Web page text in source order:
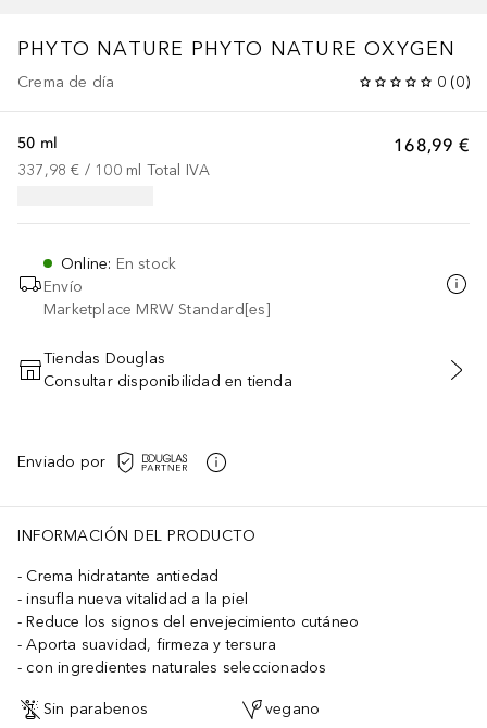
PHYTO NATURE PHYTO NATURE OXYGEN
Crema de día 0 (0)
168,99 €
50 ml
337,98 € / 100 ml Total IVA
Online: En stock
Envío
Marketplace MRW Standard[es]
AÑADIR AL CARRITO
Tiendas Douglas
Consultar disponibilidad en tienda
Enviado por
INFORMACIÓN DEL PRODUCTO
Crema hidratante antiedad
insufla nueva vitalidad a la piel
Reduce los signos del envejecimiento cutáneo
Aporta suavidad, firmeza y tersura
con ingredientes naturales seleccionados
Sin parabenos vegano